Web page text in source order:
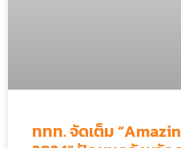
ททท. จัดเต็ม